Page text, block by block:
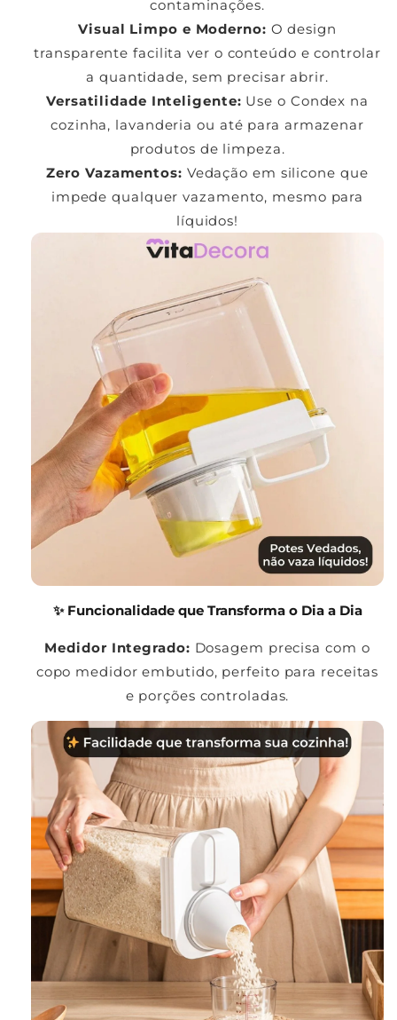
contaminações.
Visual Limpo e Moderno: O design
transparente facilita ver o conteúdo e controlar
a quantidade, sem precisar abrir.
Versatilidade Inteligente: Use o Condex na
cozinha, lavanderia ou até para armazenar
produtos de limpeza.
Zero Vazamentos: Vedação em silicone que
impede qualquer vazamento, mesmo para
líquidos!
✨ Funcionalidade que Transforma o Dia a Dia
Medidor Integrado: Dosagem precisa com o
copo medidor embutido, perfeito para receitas
e porções controladas.